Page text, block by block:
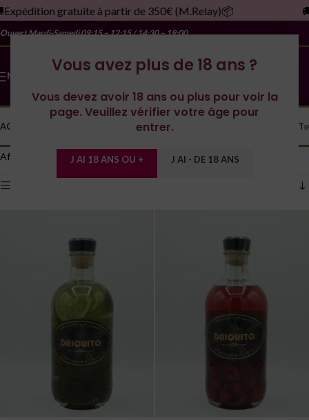
Vous avez plus de 18 ans ?
Vous devez avoir 18 ans ou plus pour voir la
page. Veuillez vérifier votre âge pour
entrer.
J AI 18 ANS OU + J AI - DE 18 ANS
gratuite à partir de 350€ (M.Relay)📦
Ouvert Mardi-Samedi09:15 – 12:15 / 14:30 – 19:00
MENU
ACCUEIL LES DOMAINESYONNE CONTACT
Affichage de 13–24 sur 124 résultats